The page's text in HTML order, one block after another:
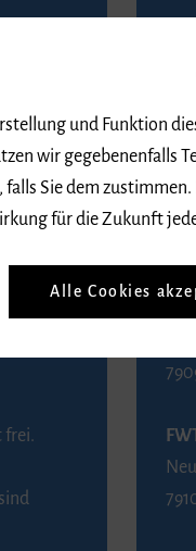
und
6 € für
V.
frei.
und Funktion
wir gegebenenfalls
Sie dem
für die Zukunft
Alle Cookies